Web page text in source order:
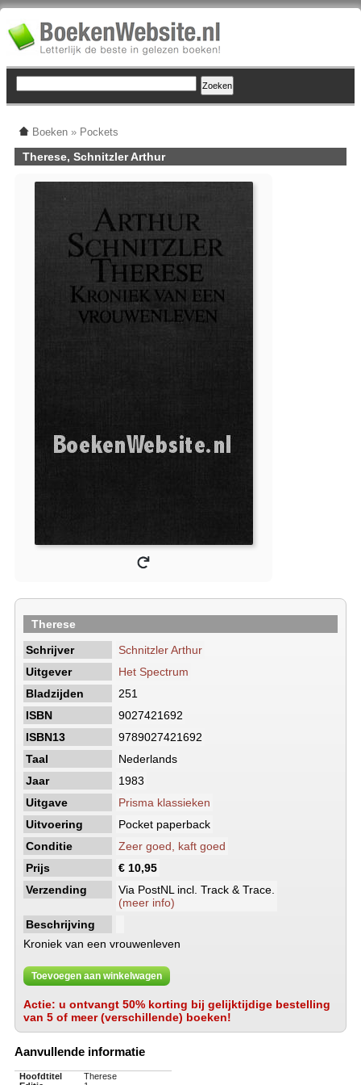
Boeken » Pockets
Therese, Schnitzler Arthur
Therese
Schrijver
Schnitzler Arthur
Uitgever
Het Spectrum
Bladzijden
251
ISBN
9027421692
ISBN13
9789027421692
Taal
Nederlands
Jaar
1983
Uitgave
Prisma klassieken
Uitvoering
Pocket paperback
Conditie
Zeer goed, kaft goed
Prijs
€ 10,95
Verzending
Via PostNL incl. Track & Trace.
(meer info)
Beschrijving
Kroniek van een vrouwenleven
Toevoegen aan winkelwagen
Actie: u ontvangt 50% korting bij gelijktijdige bestelling
van 5 of meer (verschillende) boeken!
Aanvullende informatie
Hoofdtitel
Therese